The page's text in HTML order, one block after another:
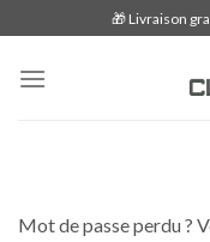
to
content
🎁 Livraison
Mot de passe perdu ?